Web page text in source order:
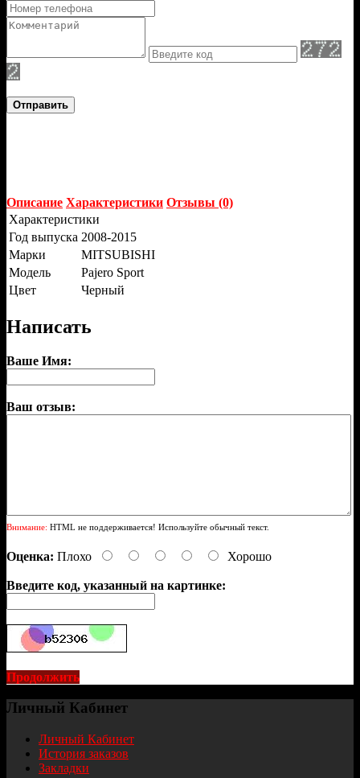
Отправить
Описание Характеристики Отзывы (0)
Характеристики
Год выпуска 2008-2015
Марки
MITSUBISHI
Модель
Pajero Sport
Цвет
Черный
Написать
Ваше Имя:
Ваш отзыв:
Внимание: HTML не поддерживается! Используйте обычный текст.
Оценка: Плохо Хорошо
Введите код, указанный на картинке:
Продолжить
Личный Кабинет
Личный Кабинет
История заказов
Закладки